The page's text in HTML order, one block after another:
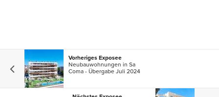
Vorheriges Exposee
Neubauwohnungen in Sa
Coma - Übergabe Juli 2024